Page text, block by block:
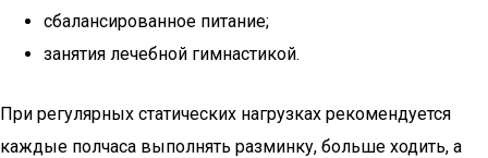
сбалансированное питание;
занятия лечебной гимнастикой.
При регулярных статических нагрузках рекомендуется
каждые полчаса выполнять разминку, больше ходить, а